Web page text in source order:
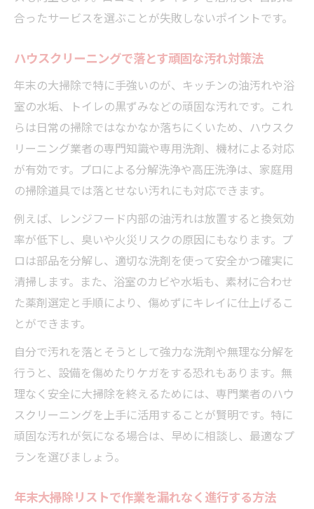
合ったサービスを選ぶことが失敗しないポイントです。
ハウスクリーニングで落とす頑固な汚れ対策法
年末の大掃除で特に手強いのが、キッチンの油汚れや浴
室の水垢、トイレの黒ずみなどの頑固な汚れです。これ
らは日常の掃除ではなかなか落ちにくいため、ハウスク
リーニング業者の専門知識や専用洗剤、機材による対応
が有効です。プロによる分解洗浄や高圧洗浄は、家庭用
の掃除道具では落とせない汚れにも対応できます。
例えば、レンジフード内部の油汚れは放置すると換気効
率が低下し、臭いや火災リスクの原因にもなります。プ
ロは部品を分解し、適切な洗剤を使って安全かつ確実に
清掃します。また、浴室のカビや水垢も、素材に合わせ
た薬剤選定と手順により、傷めずにキレイに仕上げるこ
とができます。
自分で汚れを落とそうとして強力な洗剤や無理な分解を
行うと、設備を傷めたりケガをする恐れもあります。無
理なく安全に大掃除を終えるためには、専門業者のハウ
スクリーニングを上手に活用することが賢明です。特に
頑固な汚れが気になる場合は、早めに相談し、最適なプ
ランを選びましょう。
年末大掃除リストで作業を漏れなく進行する方法